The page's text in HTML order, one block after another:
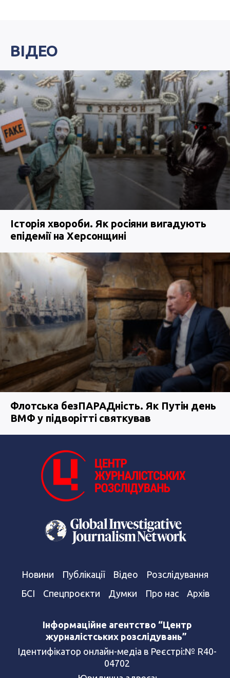
ВІДЕО
Історія хвороби. Як росіяни вигадують
епідемії на Херсонщині
Флотська безПАРАДність. Як Путін день
ВМФ у підворітті святкував
Новини Публікації Відео
Розслідування
БСІ
Спецпроєкти Думки Про нас Архів
Інформаційне агентство “Центр
журналістських розслідувань”
Ідентифікатор онлайн-медіа в Реєстрі:№ R40-
04702